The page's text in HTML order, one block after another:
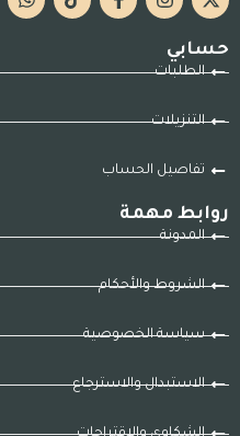
حسابي
الطلبات
التنزيلات
تفاصيل الحساب
روابط مهمة
المدونة
الشروط والأحكام
سياسة الخصوصية
الاستبدال والاسترجاع